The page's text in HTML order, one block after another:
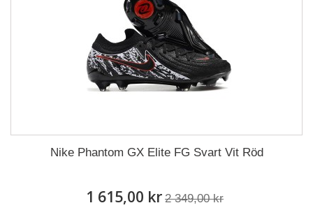
Nike Phantom GX Elite FG Svart Vit Röd
1 615,00 kr 2 349,00 kr